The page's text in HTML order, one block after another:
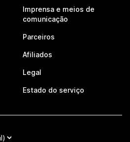
Imprensa e meios de
comunicação
Parceiros
Afiliados
Legal
Estado do serviço